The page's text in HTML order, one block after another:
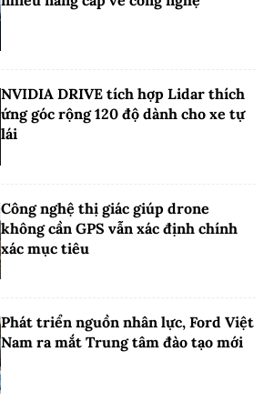
NVIDIA DRIVE tích hợp Lidar thích
ứng góc rộng 120 độ dành cho xe tự
lái
Công nghệ thị giác giúp drone
không cần GPS vẫn xác định chính
xác mục tiêu
Phát triển nguồn nhân lực, Ford Việt
Nam ra mắt Trung tâm đào tạo mới